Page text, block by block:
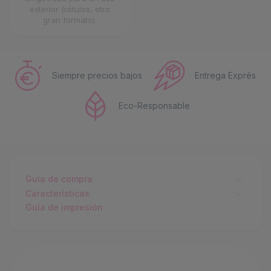
exterior (rótulos, otro
gran formato).
Siempre precios bajos Entrega Exprés
Eco-Responsable
Guía de compra
Características
Guía de impresión